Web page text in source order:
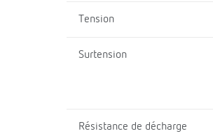
Tension
Surtension
Résistance de décharge